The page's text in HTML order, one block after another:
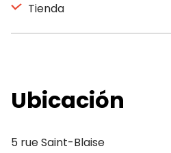
Tienda
Ubicación
5 rue Saint-Blaise